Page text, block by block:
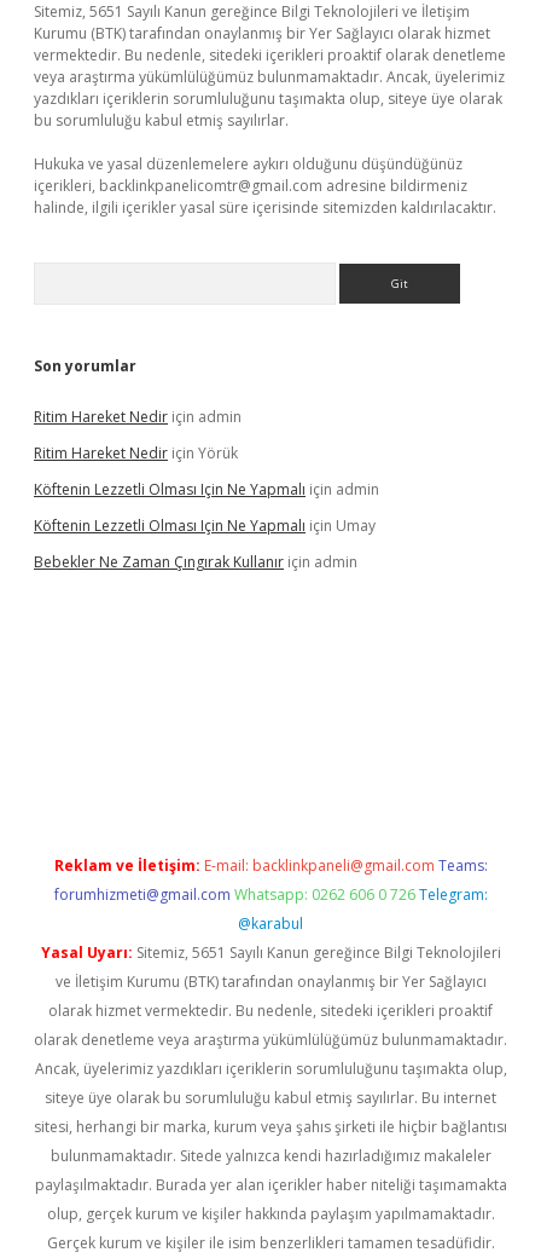
Sitemiz, 5651 Sayılı Kanun gereğince Bilgi Teknolojileri ve İletişim
Kurumu (BTK) tarafından onaylanmış bir Yer Sağlayıcı olarak hizmet
vermektedir. Bu nedenle, sitedeki içerikleri proaktif olarak denetleme
veya araştırma yükümlülüğümüz bulunmamaktadır. Ancak, üyelerimiz
yazdıkları içeriklerin sorumluluğunu taşımakta olup, siteye üye olarak
bu sorumluluğu kabul etmiş sayılırlar.
Hukuka ve yasal düzenlemelere aykırı olduğunu düşündüğünüz
içerikleri, backlinkpanelicomtr@gmail.com adresine bildirmeniz
halinde, ilgili içerikler yasal süre içerisinde sitemizden kaldırılacaktır.
Son yorumlar
Ritim Hareket Nedir için admin
Ritim Hareket Nedir için Yörük
Köftenin Lezzetli Olması Için Ne Yapmalı için admin
Köftenin Lezzetli Olması Için Ne Yapmalı için Umay
Bebekler Ne Zaman Çıngırak Kullanır için admin
Reklam ve İletişim: E-mail: backlinkpaneli@gmail.com Teams:
forumhizmeti@gmail.com Whatsapp: 0262 606 0 726 Telegram:
@karabul
Yasal Uyarı: Sitemiz, 5651 Sayılı Kanun gereğince Bilgi Teknolojileri
ve İletişim Kurumu (BTK) tarafından onaylanmış bir Yer Sağlayıcı
olarak hizmet vermektedir. Bu nedenle, sitedeki içerikleri proaktif
olarak denetleme veya araştırma yükümlülüğümüz bulunmamaktadır.
Ancak, üyelerimiz yazdıkları içeriklerin sorumluluğunu taşımakta olup,
siteye üye olarak bu sorumluluğu kabul etmiş sayılırlar. Bu internet
sitesi, herhangi bir marka, kurum veya şahıs şirketi ile hiçbir bağlantısı
bulunmamaktadır. Sitede yalnızca kendi hazırladığımız makaleler
paylaşılmaktadır. Burada yer alan içerikler haber niteliği taşımamakta
olup, gerçek kurum ve kişiler hakkında paylaşım yapılmamaktadır.
Gerçek kurum ve kişiler ile isim benzerlikleri tamamen tesadüfidir.